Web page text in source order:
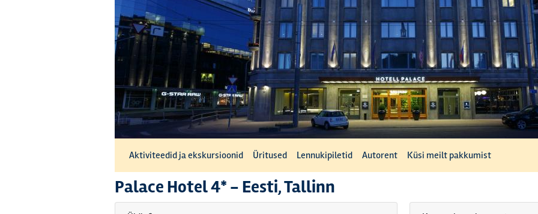
Aktiviteedid ja ekskursioonid Üritused Lennukipiletid Autorent Küsi meilt pakkumist
Palace Hotel4* - Eesti, Tallinn